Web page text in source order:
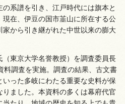
系譜を引き、江戸時代には旗本と
現在、伊豆の国市韮山に所在する公
から引き継がれた中世以来の膨大
東京大学名誉教授）を調査委員長
料調査を実施。調査の結果、古文書
った多岐にわたる重要な史料が保
ました。本資料の多くは幕府代官